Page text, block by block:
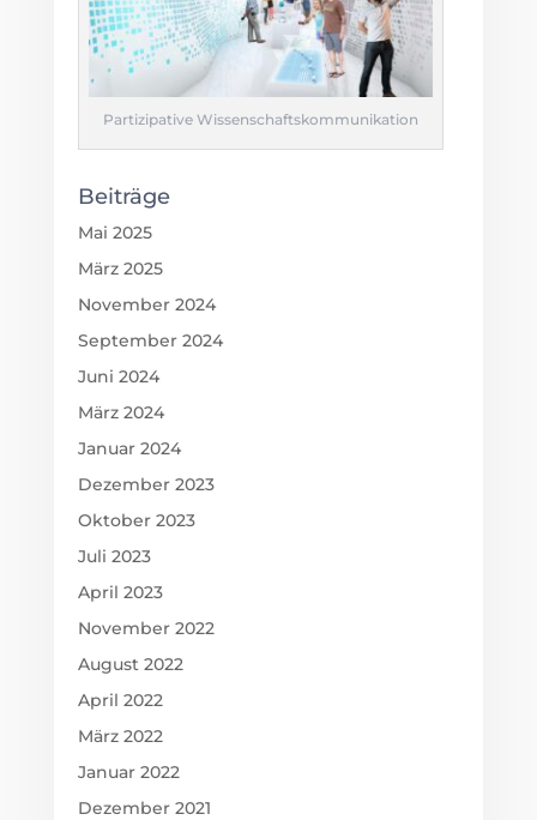
Partizipative Wissenschaftskommunikation
Beiträge
Mai 2025
März 2025
November 2024
September 2024
Juni 2024
März 2024
Januar 2024
Dezember 2023
Oktober 2023
Juli 2023
April 2023
November 2022
August 2022
April 2022
März 2022
Januar 2022
Dezember 2021